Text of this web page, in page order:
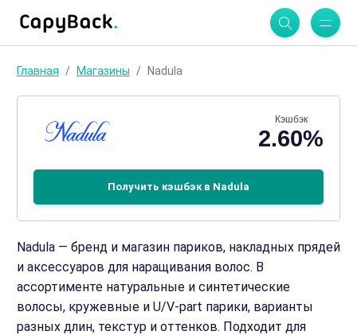
Главная Магазины Nadula
Кэшбэк
2.60%
Получить кэшбэк в Nadula
Nadula — бренд и магазин париков, накладных прядей
и аксессуаров для наращивания волос. В
ассортименте натуральные и синтетические
волосы, кружевные и U/V-part парики, варианты
разных длин, текстур и оттенков. Подходит для